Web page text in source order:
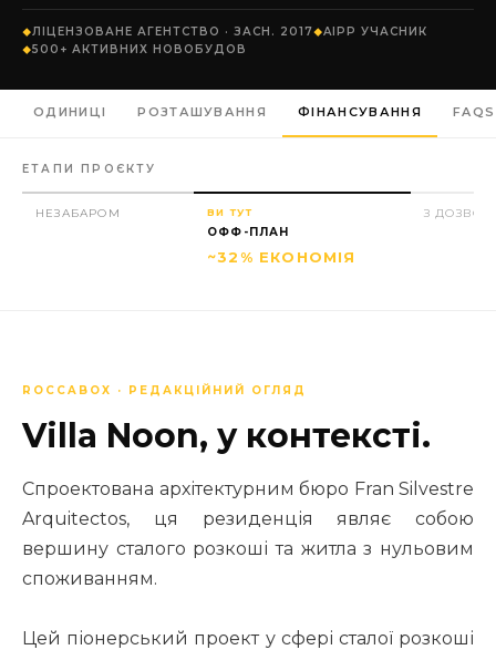
ЛІЦЕНЗОВАНЕ АГЕНТСТВО · ЗАСН. 2017
AIPP УЧАСНИК
500+ АКТИВНИХ НОВОБУДОВ
ОДИНИЦІ РОЗТАШУВАННЯ ФІНАНСУВАННЯ FAQS
ЕТАПИ ПРОЄКТУ
НЕЗАБАРОМ ВИ ТУТ
ОФФ-ПЛАН
~32% ЕКОНОМІЯ
З
ROCCABOX · РЕДАКЦІЙНИЙ ОГЛЯД
Villa Noon, у контексті.
Спроектована архітектурним бюро Fran Silvestre
Arquitectos, ця резиденція являє собою
вершину сталого розкоші та житла з нульовим
споживанням.
Цей піонерський проект у сфері сталої розкоші